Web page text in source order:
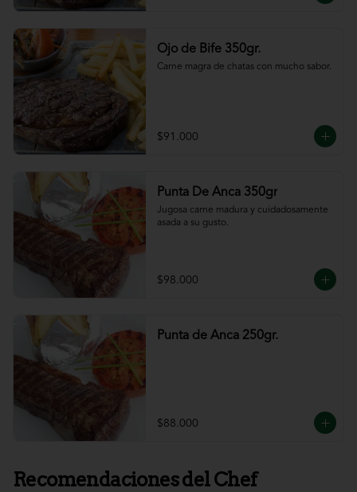
Ojo de Bife 350gr.
Carne magra de chatas con mucho sabor.
$91.000
Punta De Anca 350gr
Jugosa carne madura y cuidadosamente
asada a su gusto.
$98.000
Punta de Anca 250gr.
$88.000
Recomendaciones del Chef